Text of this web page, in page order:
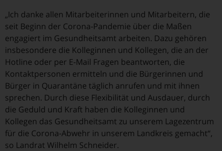
„Ich danke allen Mitarbeiterinnen und Mitarbeitern, die
seit Beginn der Corona-Pandemie über die Maßen
engagiert im Gesundheitsamt arbeiten. Dazu gehören
insbesondere die Kolleginnen und Kollegen, die an der
Hotline oder per E-Mail Fragen beantworten, die
Kontaktpersonen ermitteln und die Bürgerinnen und
Bürger in Quarantäne täglich anrufen und mit ihnen
sprechen. Durch diese Flexibilität und Ausdauer, durch
die Geduld und Kraft haben die Kolleginnen und
Kollegen das Gesundheitsamt zu unserem Lagezentrum
für die Corona-Abwehr in unserem Landkreis gemacht“,
so Landrat Wilhelm Schneider.